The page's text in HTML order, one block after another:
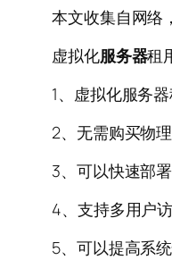
本文收集自网络
虚拟化服务器租
1、虚拟化服务
2、无需购买物
3、可以快速部
4、支持多用户
5、可以提高系